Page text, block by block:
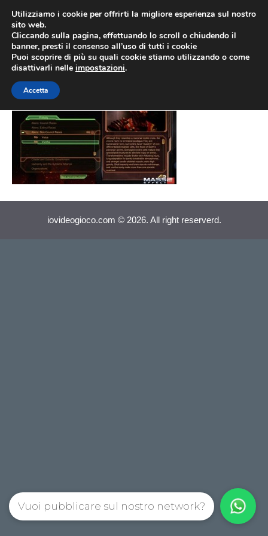
contenuto
Mass Effect 2 (002)
iovideogioco.com © 2026. All right reserverd.
Utilizziamo i cookie per offrirti la migliore esperienza sul nostro
sito web.
Cliccando sulla pagina, effettuando lo scroll o chiudendo il
banner, presti il consenso all’uso di tutti i cookie
Puoi scoprire di più su quali cookie stiamo utilizzando o come
disattivarli nelle impostazioni.
Accetta
Vuoi pubblicare sul nostro network?